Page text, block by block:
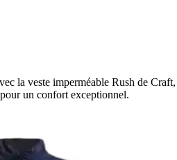
la veste imperméable Rush de Craft,
un confort exceptionnel.